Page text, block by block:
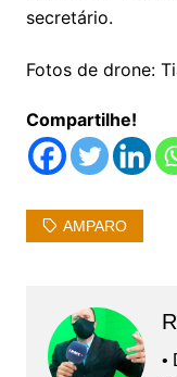
secretário.
Fotos de drone:
Compartilhe!
AMPARO
•